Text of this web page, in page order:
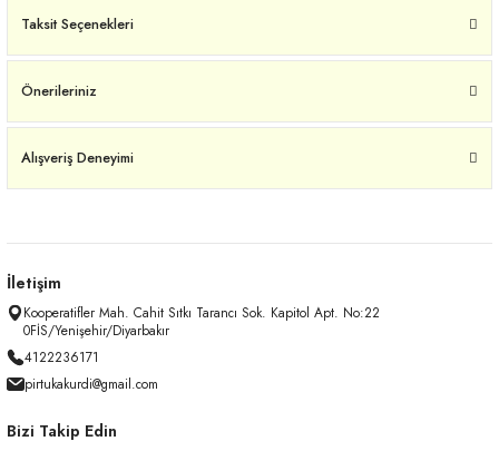
Taksit Seçenekleri
Önerileriniz
Alışveriş Deneyimi
İletişim
Kooperatifler Mah. Cahit Sıtkı Tarancı Sok. Kapitol Apt. No:22
0FİS/Yenişehir/Diyarbakır
4122236171
pirtukakurdi@gmail.com
Bizi Takip Edin